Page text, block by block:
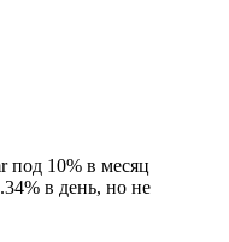
под 10% в месяц
в день, но не